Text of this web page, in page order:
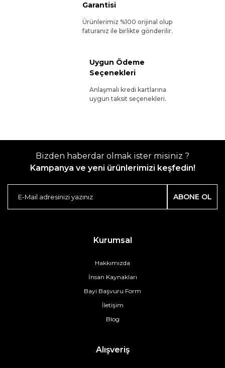
Garantisi
Ürünlerimiz %100 orijinal olup
faturanız ile birlikte gönderilir.
Uygun Ödeme
Seçenekleri
Anlaşmalı kredi kartlarına
uygun taksit seçenekleri.
Bizden haberdar olmak ister misiniz ?
Kampanya ve yeni ürünlerimizi keşfedin!
ABONE OL
Kurumsal
Hakkımızda
İnsan Kaynakları
Bayi Başvuru Form
İletişim
Blog
Alışveriş